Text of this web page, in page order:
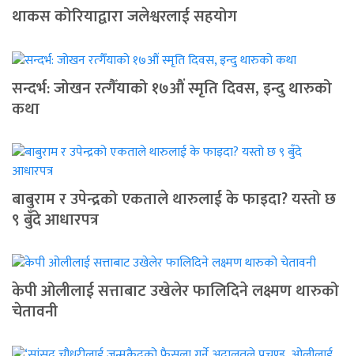
थाकस कोरियाद्वारा जलेश्वरलाई सहयोग
सन्दर्भ: जोखन रत्गैँयाको १७औं स्मृति दिवस, इन्दु थारुको
कथा
बाबुराम र उपेन्द्रको एकताले थारुलाई के फाइदा? यस्तो छ
९ बुँदे आधारपत्र
केपी ओलीलाई सत्ताबाट उखेलेर फालिदिने लक्ष्मण थारुको
चेतावनी